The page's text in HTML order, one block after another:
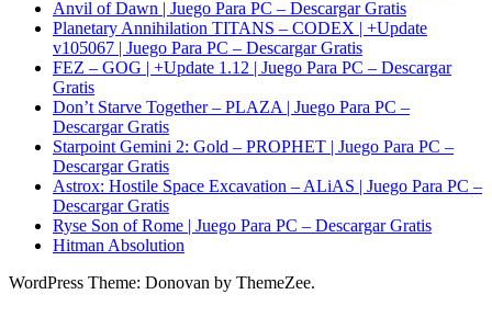
Anvil of Dawn | Juego Para PC – Descargar Gratis
Planetary Annihilation TITANS – CODEX | +Update
v105067 | Juego Para PC – Descargar Gratis
FEZ – GOG | +Update 1.12 | Juego Para PC – Descargar
Gratis
Don’t Starve Together – PLAZA | Juego Para PC –
Descargar Gratis
Starpoint Gemini 2: Gold – PROPHET | Juego Para PC –
Descargar Gratis
Astrox: Hostile Space Excavation – ALiAS | Juego Para PC –
Descargar Gratis
Ryse Son of Rome | Juego Para PC – Descargar Gratis
Hitman Absolution
WordPress Theme: Donovan by ThemeZee.